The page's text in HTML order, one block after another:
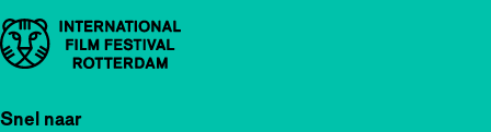
Belangrijke links
Snel naar